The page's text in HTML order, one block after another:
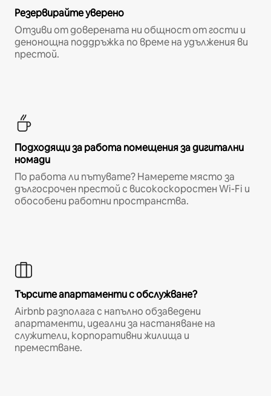
Резервирайте уверено
Отзиви от доверената ни общност от гости и
денонощна поддръжка по време на удължения ви
престой.
Подходящи за работа помещения за дигитални
номади
По работа ли пътувате? Намерете място за
дългосрочен престой с високоскоростен Wi-Fi и
обособени работни пространства.
Търсите апартаменти с обслужване?
Airbnb разполага с напълно обзаведени
апартаменти, идеални за настаняване на
служители, корпоративни жилища и
преместване.